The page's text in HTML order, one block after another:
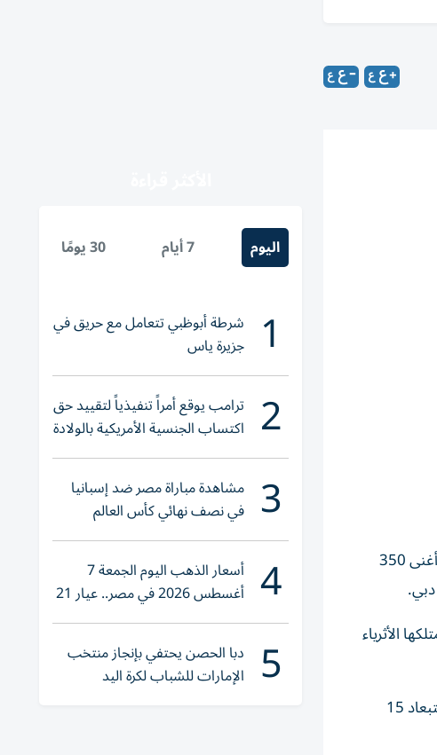
كشفت قائمة «صنداي تايمز» للأثرياء 2026 في إصدارها الـ 38 أن ثمانية أشخاص يقيمون في دولة الإمارات، ضمن قائمة أغنى 350
جنيه إسترليني التي يمتلكها الأثرياء
وبيّنت البيانات أن واحداً من كل ستة أشخاص كانوا مدرجين في القائمة قبل عامين لم يعودوا يظهرون هذا العام، كما تم استبعاد 15
اليوم 7 أيام 30 يومًا
1 شرطة أبوظبي تتعامل مع حريق في
جزيرة ياس
2 ترامب يوقع أمراً تنفيذياً لتقييد حق
اكتساب الجنسية الأمريكية بالولادة
3 مشاهدة مباراة مصر ضد إسبانيا
في نصف نهائي كأس العالم
لناشئات اليد 2026
4 أسعار الذهب اليوم الجمعة 7
أغسطس 2026 في مصر.. عيار 21
يقترب من هذا الرقم
5 دبا الحصن يحتفي بإنجاز منتخب
الإمارات للشباب لكرة اليد